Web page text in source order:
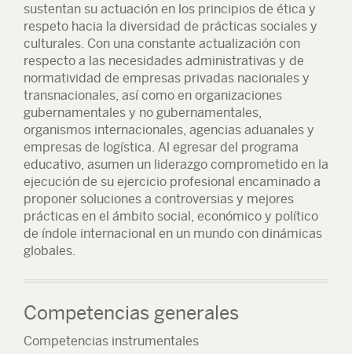
sustentan su actuación en los principios de ética y
respeto hacia la diversidad de prácticas sociales y
culturales. Con una constante actualización con
respecto a las necesidades administrativas y de
normatividad de empresas privadas nacionales y
transnacionales, así como en organizaciones
gubernamentales y no gubernamentales,
organismos internacionales, agencias aduanales y
empresas de logística. Al egresar del programa
educativo, asumen un liderazgo comprometido en la
ejecución de su ejercicio profesional encaminado a
proponer soluciones a controversias y mejores
prácticas en el ámbito social, económico y político
de índole internacional en un mundo con dinámicas
globales.
Competencias generales
Competencias instrumentales